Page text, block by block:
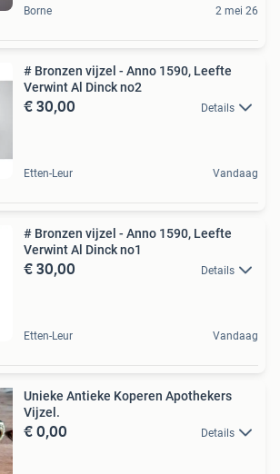
Borne 2 mei 26
# Bronzen vijzel - Anno 1590, Leefte
Verwint Al Dinck no2
€ 30,00 Details
Etten-Leur Vandaag
# Bronzen vijzel - Anno 1590, Leefte
Verwint Al Dinck no1
€ 30,00 Details
Etten-Leur Vandaag
Unieke Antieke Koperen Apothekers
Vijzel.
€ 0,00 Details